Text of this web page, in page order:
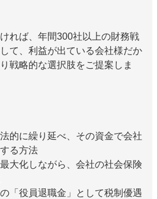
れば、年間300社以上の財務戦
て、利益が出ている会社様だか
戦略的な選択肢をご提案しま
的に繰り延べ、その資金で会社
る方法
大化しながら、会社の社会保険
「役員退職金」として税制優遇